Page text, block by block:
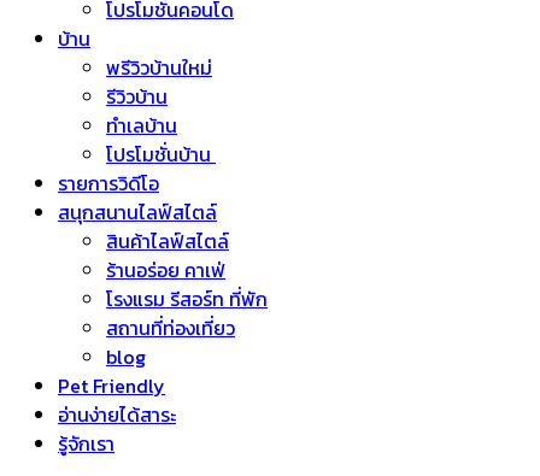
โปรโมชั่นคอนโด
บ้าน
พรีวิวบ้านใหม่
รีวิวบ้าน
ทำเลบ้าน
โปรโมชั่นบ้าน
รายการวิดีโอ
สนุกสนานไลฟ์สไตล์
สินค้าไลฟ์สไตล์
ร้านอร่อย คาเฟ่
โรงแรม รีสอร์ท ที่พัก
สถานที่ท่องเที่ยว
blog
Pet Friendly
อ่านง่ายได้สาระ
รู้จักเรา